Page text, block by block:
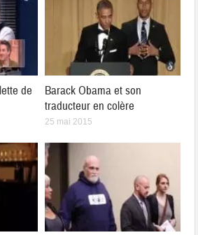
de
Barack Obama et son
traducteur en colère
25 mai 2015